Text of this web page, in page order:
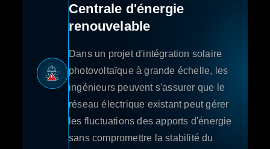
Centrale d'énergie
renouvelable
Dans un projet d'intégration solaire
photovoltaïque à grande échelle, les
ingénieurs peuvent s'assurer que le
réseau électrique existant peut gérer
les fluctuations des apports d'énergie
sans compromettre la stabilité du